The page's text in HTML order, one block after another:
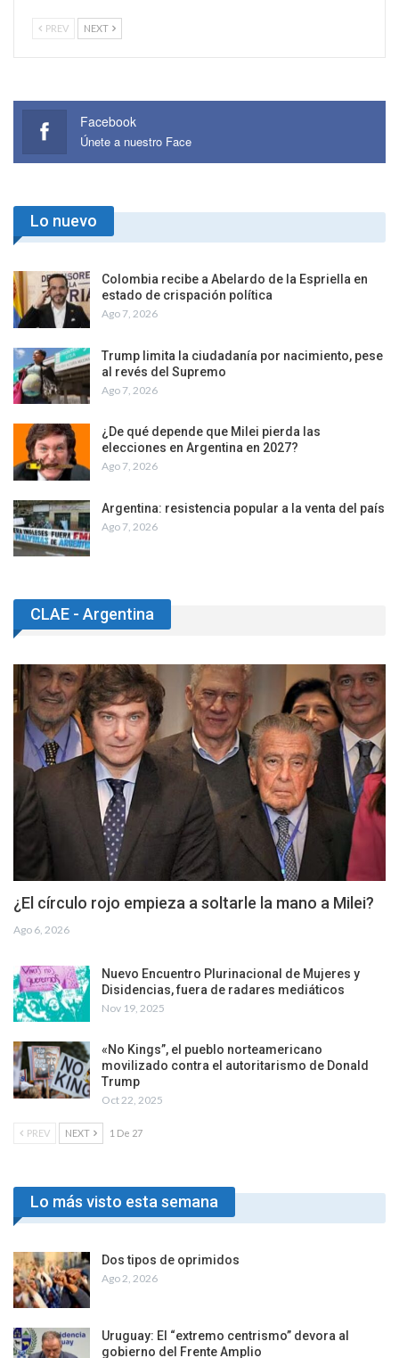
PREV NEXT
Facebook
Únete a nuestro Face
Lo nuevo
Colombia recibe a Abelardo de la Espriella en
estado de crispación política
Ago 7, 2026
Trump limita la ciudadanía por nacimiento, pese
al revés del Supremo
Ago 7, 2026
¿De qué depende que Milei pierda las
elecciones en Argentina en 2027?
Ago 7, 2026
Argentina: resistencia popular a la venta del país
Ago 7, 2026
CLAE - Argentina
¿El círculo rojo empieza a soltarle la mano a Milei?
Ago 6, 2026
Nuevo Encuentro Plurinacional de Mujeres y
Disidencias, fuera de radares mediáticos
Nov 19, 2025
«No Kings”, el pueblo norteamericano
movilizado contra el autoritarismo de Donald
Trump
Oct 22, 2025
PREV NEXT 1 De 27
Lo más visto esta semana
Dos tipos de oprimidos
Ago 2, 2026
Uruguay: El “extremo centrismo” devora al
gobierno del Frente Amplio